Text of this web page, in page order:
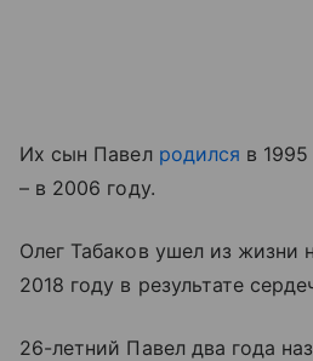
Их сын Павел родился в
– в 2006 году.
Олег Табаков ушел из жизни
2018 году в результате
26-летний Павел два года